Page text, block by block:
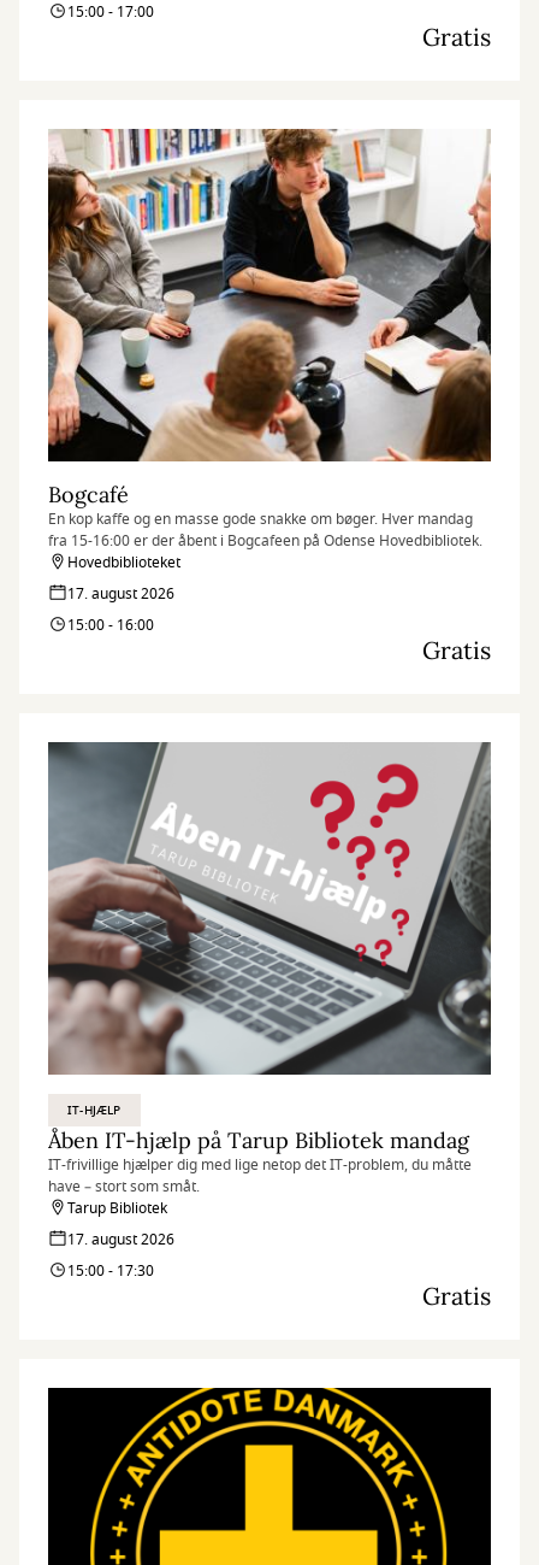
15:00 - 17:00
Gratis
Bogcafé
En kop kaffe og en masse gode snakke om bøger. Hver mandag
fra 15-16:00 er der åbent i Bogcafeen på Odense Hovedbibliotek.
Hovedbiblioteket
17. august 2026
15:00 - 16:00
Gratis
IT-HJÆLP
Åben IT-hjælp på Tarup Bibliotek mandag
IT-frivillige hjælper dig med lige netop det IT-problem, du måtte
have – stort som småt.
Tarup Bibliotek
17. august 2026
15:00 - 17:30
Gratis